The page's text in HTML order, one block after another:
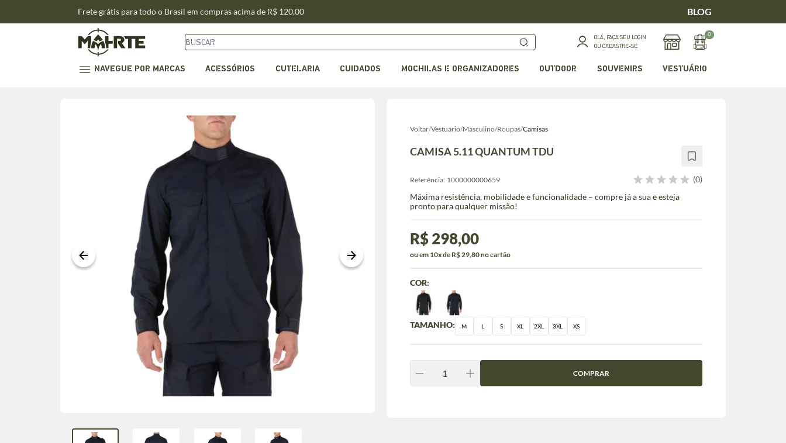
Frete grátis para todo o Brasil em compras acima de R$ 120,00 BLOG
OLÁ, FAÇA SEU LOGIN
OU CADASTRE-SE
0
NAVEGUE POR MARCAS ACESSÓRIOS CUTELARIA CUIDADOS MOCHILAS E ORGANIZADORES OUTDOOR SOUVENIRS VESTUÁRIO
Voltar/Vestuário/Masculino/Roupas/Camisas
CAMISA 5.11 QUANTUM TDU
Referência: 1000000000659
(0)
Máxima resistência, mobilidade e funcionalidade – compre já a sua e esteja
pronto para qualquer missão!
R$ 298,00
ou em 10x de R$ 29,80 no cartão
TAMANHO: M L S XL 2XL 3XL XS
COR:
COMPRAR